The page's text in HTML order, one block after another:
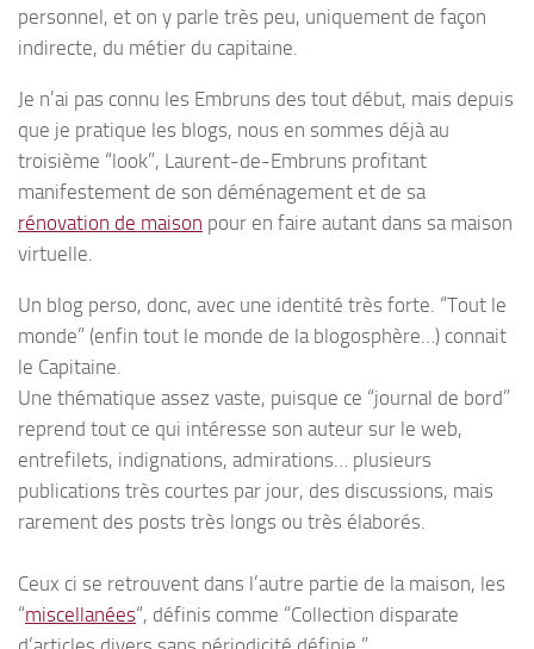
personnel, et on y parle très peu, uniquement de façon
indirecte, du métier du capitaine.
Je n’ai pas connu les Embruns des tout début, mais depuis
que je pratique les blogs, nous en sommes déjà au
troisième “look”, Laurent-de-Embruns profitant
manifestement de son déménagement et de sa
rénovation de maison pour en faire autant dans sa maison
virtuelle.
Un blog perso, donc, avec une identité très forte. “Tout le
monde” (enfin tout le monde de la blogosphère…) connait
le Capitaine.
Une thématique assez vaste, puisque ce “journal de bord”
reprend tout ce qui intéresse son auteur sur le web,
entrefilets, indignations, admirations… plusieurs
publications très courtes par jour, des discussions, mais
rarement des posts très longs ou très élaborés.
Ceux ci se retrouvent dans l’autre partie de la maison, les
“miscellanées“, définis comme “Collection disparate